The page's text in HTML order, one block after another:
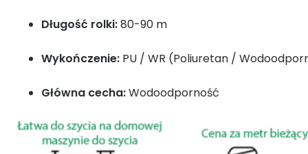
Długość rolki:80-90 m
Wykończenie: PU / WR (Poliuretan /
Główna cecha:Wodoodporność